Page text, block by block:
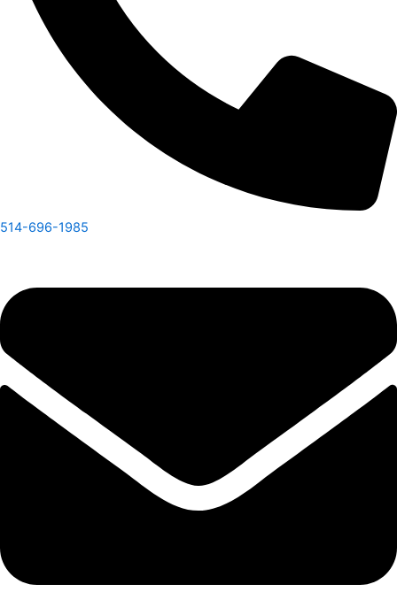
514-696-1985